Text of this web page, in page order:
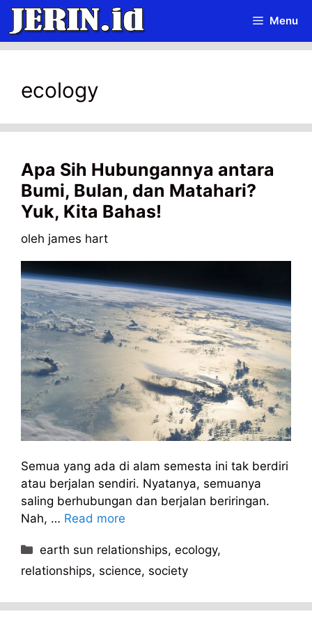
Langsung
isi
Menu
ecology
Apa Sih Hubungannya antara
Bumi, Bulan, dan Matahari?
Yuk, Kita Bahas!
oleh james hart
Semua yang ada di alam semesta ini tak berdiri
atau berjalan sendiri. Nyatanya, semuanya
saling berhubungan dan berjalan beriringan.
Nah, … Read more
Kategori
earth sun relationships,ecology,
relationships, science, society